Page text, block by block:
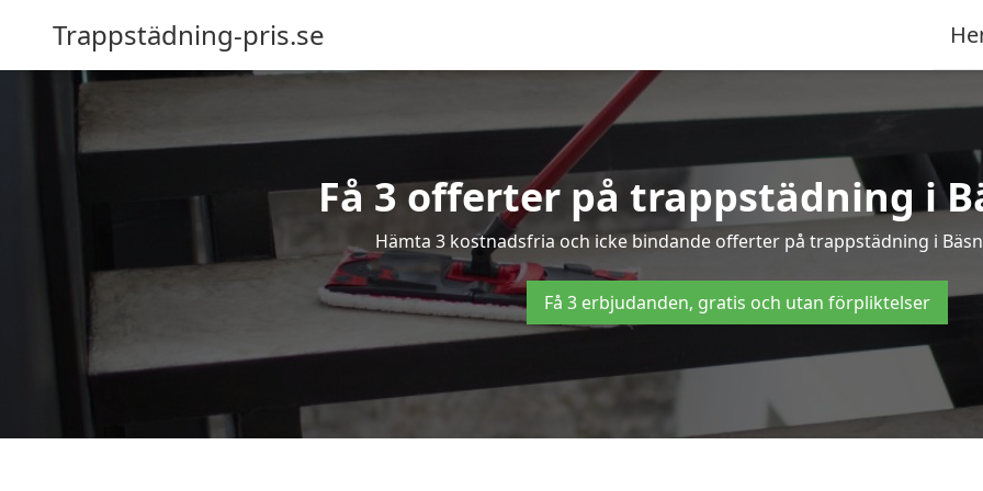
Trappstädning-pris.se
Få 3 offerter på trappstädning i
Hämta 3 kostnadsfria och icke bindande offerter på trappstädning i
Få 3 erbjudanden, gratis och utan förpliktelser